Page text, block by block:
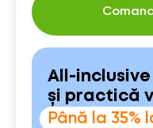
All-
și practică
Până la 35%